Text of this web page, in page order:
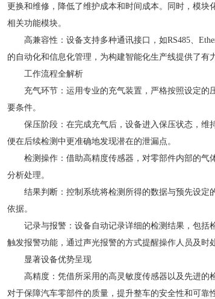
更换和维修，降低了维护成本和时间成本。同时，模
相关功能模块。
高兼容性：设备支持多种通讯接口，如RS485、
的自动化和信息化管理，为构建智能化生产线提供了有
工作流程全解析
充气环节：运用专业的充气装置，严格按照设定
要条件。
保压阶段：在完成充气后，设备进入保压状态，
便在后续检测中更准确地发现潜在的泄漏点。
检测操作：借助高精度传感器，对零部件内部的
分析处理。
结果判断：控制系统将检测所得的数据与预先设
依据。
记录与报警：设备自动记录详细的检测结果，包括
触发报警功能，通过声光报警的方式提醒操作人员及时
显著设备优势呈现
高精度：凭借所采用的高灵敏度传感器以及先进
对于保障汽车零部件的质量，提升整车的安全性和可靠